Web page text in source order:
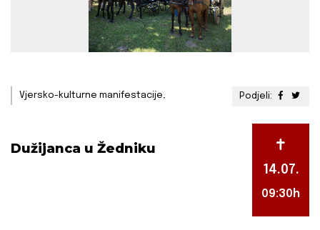
Podjeli:
Vjersko-kulturne manifestacije,
14.07.
09:30h
Dužijanca u Žedniku